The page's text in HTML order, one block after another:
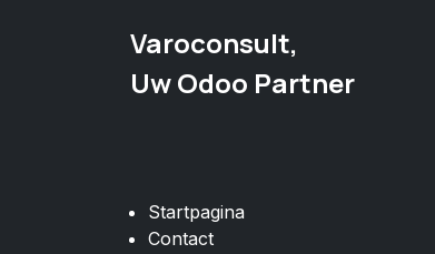
Varoconsult,
Uw Odoo Partner
Startpagina
Contact